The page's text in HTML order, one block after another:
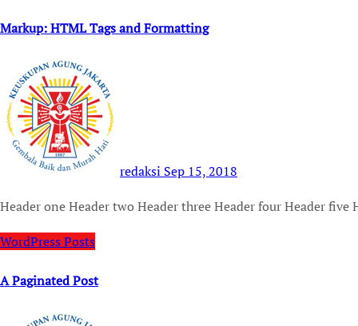
Markup: HTML Tags and Formatting
redaksi Sep 15, 2018
Header one Header two Header three Header four Header
WordPress Posts
A Paginated Post